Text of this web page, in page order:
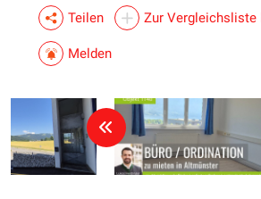
Teilen Zur Vergleichsliste
Melden